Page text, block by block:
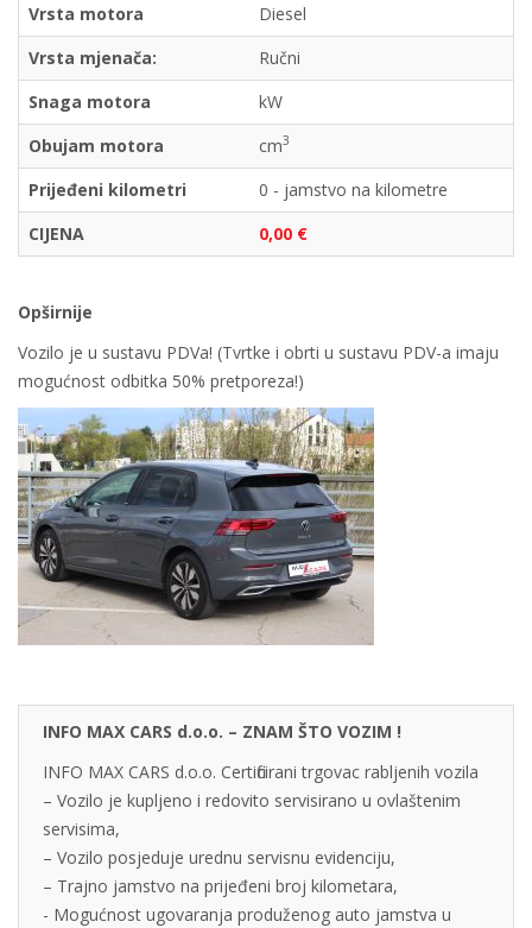
Vrsta motora
Diesel
Vrsta mjenača:
Ručni
Snaga motora
kW
Obujam motora
cm3
Prijeđeni kilometri
0 - jamstvo na kilometre
CIJENA
0,00 €
Opširnije
Vozilo je u sustavu PDVa! (Tvrtke i obrti u sustavu PDV-a imaju
mogućnost odbitka 50% pretporeza!)
INFO MAX CARS d.o.o. – ZNAM ŠTO VOZIM !
INFO MAX CARS d.o.o. Certificirani trgovac rabljenih vozila
– Vozilo je kupljeno i redovito servisirano u ovlaštenim
servisima,
– Vozilo posjeduje urednu servisnu evidenciju,
– Trajno jamstvo na prijeđeni broj kilometara,
- Mogućnost ugovaranja produženog auto jamstva u